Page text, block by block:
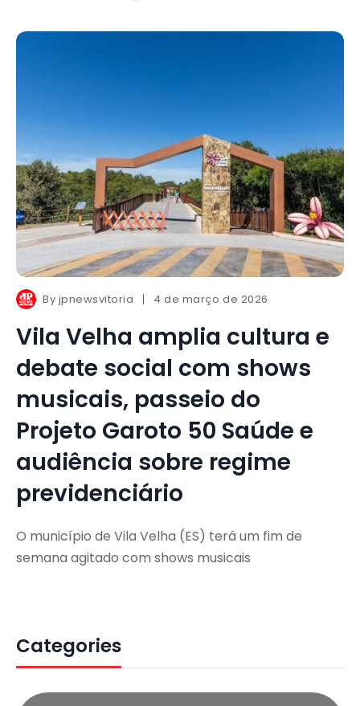
By jpnewsvitoria 4 de março de 2026
Vila Velha amplia cultura e
debate social com shows
musicais, passeio do
Projeto Garoto 50 Saúde e
audiência sobre regime
previdenciário
O município de Vila Velha (ES) terá um fim de
semana agitado com shows musicais
Categories